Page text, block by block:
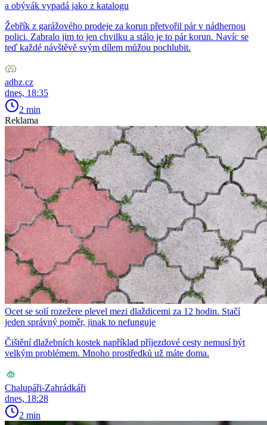
a obývák vypadá jako z katalogu
Žebřík z garážového prodeje za korun přetvořil pár v nádhernou
polici. Zabralo jim to jen chvilku a stálo je to pár korun. Navíc se
teď každé návštěvě svým dílem můžou pochlubit.
adbz.cz
dnes, 18:35
2 min
Reklama
Ocet se solí rozežere plevel mezi dlaždicemi za 12 hodin. Stačí
jeden správný poměr, jinak to nefunguje
Čištění dlažebních kostek například příjezdové cesty nemusí být
velkým problémem. Mnoho prostředků už máte doma.
Chalupáři-Zahrádkáři
dnes, 18:28
2 min